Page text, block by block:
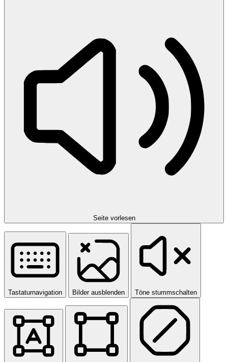
Seite vorlesen
Tastaturnavigation Bilder ausblenden Töne stummschalten